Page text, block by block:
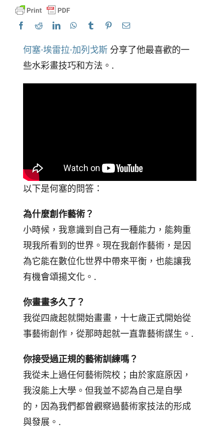
訂閱
何塞·埃雷拉·加列戈斯 分享了他最喜歡的一
些水彩畫技巧和方法。.
以下是何塞的問答：
為什麼創作藝術？
小時候，我意識到自己有一種能力，能夠重
現我所看到的世界。現在我創作藝術，是因
為它能在數位化世界中帶來平衡，也能讓我
有機會頌揚文化。.
你畫畫多久了？
我從四歲起就開始畫畫，十七歲正式開始從
事藝術創作，從那時起就一直靠藝術謀生。.
你接受過正規的藝術訓練嗎？
我從未上過任何藝術院校；由於家庭原因，
我沒能上大學。但我並不認為自己是自學
的，因為我們都曾觀察過藝術家技法的形成
與發展。.